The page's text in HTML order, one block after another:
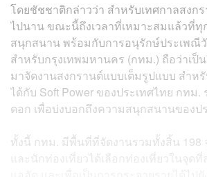
โดยชัชชาติกล่าวว่า สำหรับเทศกาลสงก
ไปนาน ขณะนี้ถึงเวลาที่เหมาะสมแล้วที่
สนุกสนาน พร้อมกับการอนุรักษ์ประเพณี
สำหรับกรุงเทพมหานคร (กทม.) ถือว่าเ
มาจัดงานสงกรานต์แบบเต็มรูปแบบ สำห
ได้กับ Soft Power ของประเทศไทย กทม
ดอก เพื่อบ่งบอกถึงความสนุกสนานของป
ทั้งนี้ กทม. มีพื้นที่ที่จัดงานรวมทั้งสิ้น 198
และนักท่องเที่ยวได้เลือกท่องเที่ยวในจุดที่